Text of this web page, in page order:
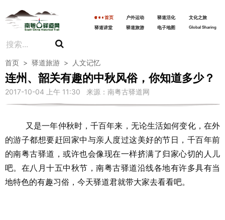
首页 户外运动 驿道活化
文化之旅
驿道讲堂
驿道旅游 电子地图 Global Sharing
首页 > 驿道旅游 > 人文记忆
连州、韶关有趣的中秋风俗，你知道多少？
2017-10-04 上午 11:30 来源：南粤古驿道网
又是一年仲秋时，千百年来，无论生活如何变化，在外
的游子都想要赶回家中与亲人度过这美好的节日，千百年前
的南粤古驿道，或许也会像现在一样挤满了归家心切的人儿
吧。在八月十五中秋节，南粤古驿道沿线各地有许多具有当
地特色的有趣习俗，今天驿道君就带大家去看看吧。